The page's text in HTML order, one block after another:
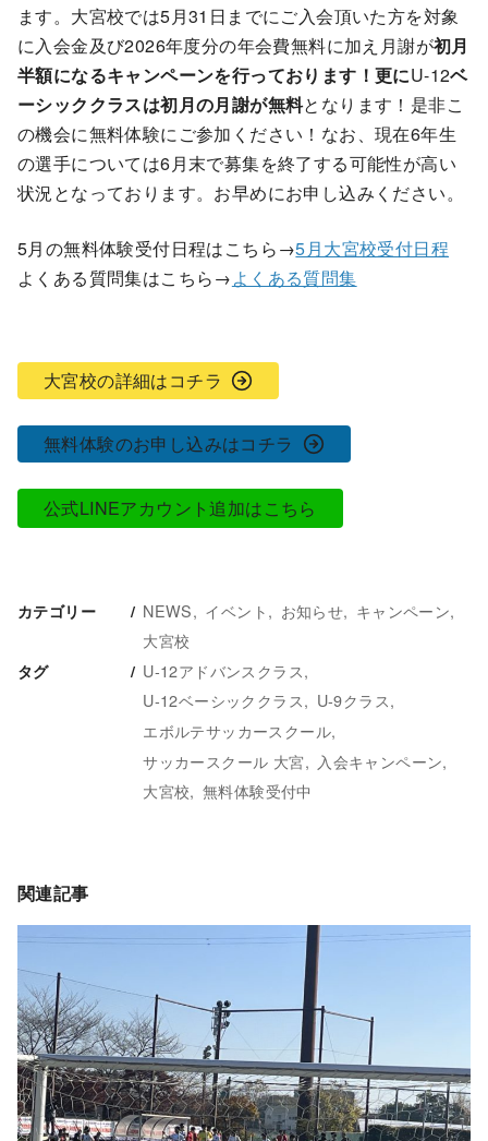
ます。大宮校では5月31日までにご入会頂いた方を対象
に入会金及び2026年度分の年会費無料に加え月謝が初月
半額になるキャンペーンを行っております！更にU-12ベ
ーシッククラスは初月の月謝が無料となります！是非こ
の機会に無料体験にご参加ください！なお、現在6年生
の選手については6月末で募集を終了する可能性が高い
状況となっております。お早めにお申し込みください。
5月の無料体験受付日程はこちら→5月大宮校受付日程
よくある質問集はこちら→よくある質問集
大宮校の詳細はコチラ
無料体験のお申し込みはコチラ
公式LINEアカウント追加はこちら
カテゴリー NEWS イベント お知らせ
キャンペーン
大宮校
タグ
U-12アドバンスクラス
U-12ベーシッククラス
U-9クラス
エボルテサッカースクール
サッカースクール 大宮
入会キャンペーン
大宮校
無料体験受付中
関連記事